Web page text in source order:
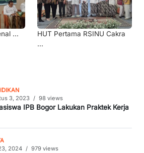
...
HUT Pertama RSINU Cakra
...
3, 2023 / 98 views
IPB Bogor Lakukan Praktek Kerja
2024 / 979 views